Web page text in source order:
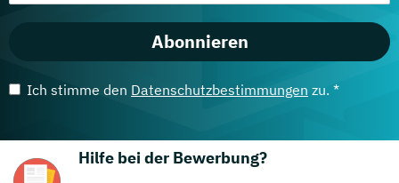
Abonnieren
Ich stimme den Datenschutzbestimmungen zu. *
Hilfe bei der Bewerbung?